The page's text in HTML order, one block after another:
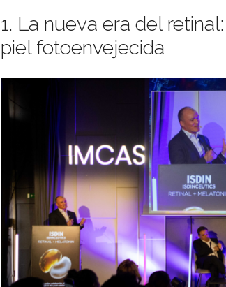
1. La nueva era del
piel fotoenvejecida